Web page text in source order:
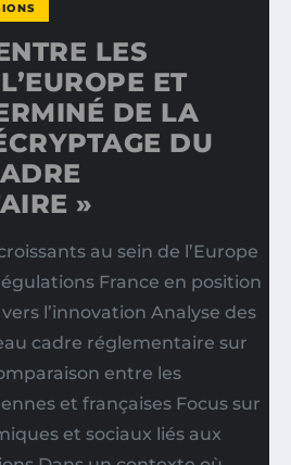
LES
ET
DE LA
DU
»
au sein de l’Europe
France en position
l’innovation Analyse des
cadre réglementaire sur
entre les
et françaises Focus sur
et sociaux liés aux